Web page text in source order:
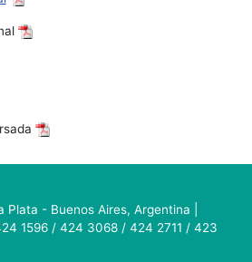
- Buenos Aires, Argentina |
1596 / 424 3068 / 424 2711 / 423